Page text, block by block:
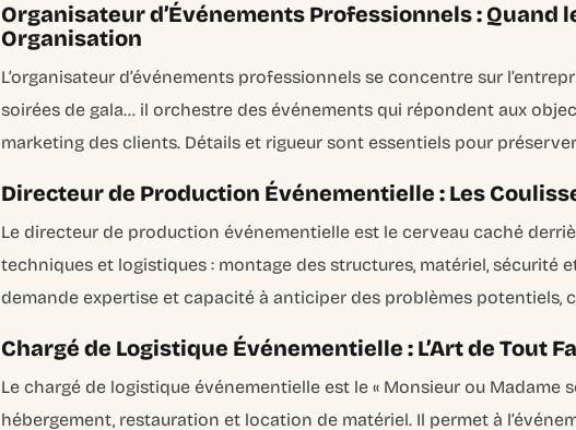
Organisateur d’Événements Professionnels : Quand
Organisation
L’organisateur d’événements professionnels se concentre sur
soirées de gala… il orchestre des événements qui répondent aux
marketing des clients. Détails et rigueur sont essentiels pour
Directeur de Production Événementielle : Les
Le directeur de production événementielle est le cerveau caché
techniques et logistiques : montage des structures, matériel, sécurité
demande expertise et capacité à anticiper des problèmes potentiels,
Chargé de Logistique Événementielle : L’Art de Tout
Le chargé de logistique événementielle est le « Monsieur ou Madame
hébergement, restauration et location de matériel. Il permet à